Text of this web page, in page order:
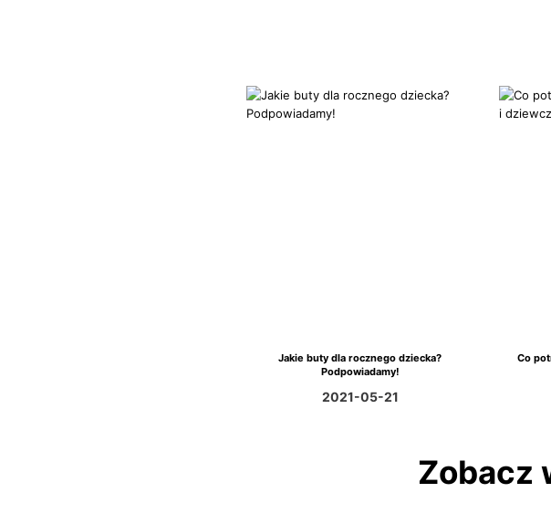
Jakie buty dla rocznego dziecka?
Podpowiadamy!
2021-05-21
Co
Zobacz